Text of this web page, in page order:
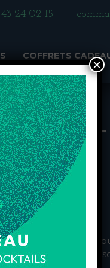
24 02 15
COFFRETS
en place de vos
jusqu’à 50
×